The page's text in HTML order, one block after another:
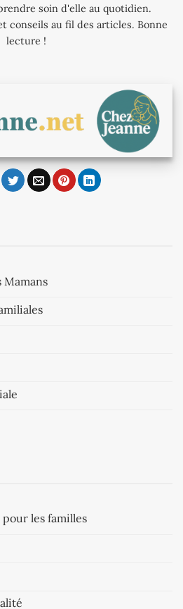
soin d'elle au quotidien.
conseils au fil des articles. Bonne
lecture !
Mamans
les familles